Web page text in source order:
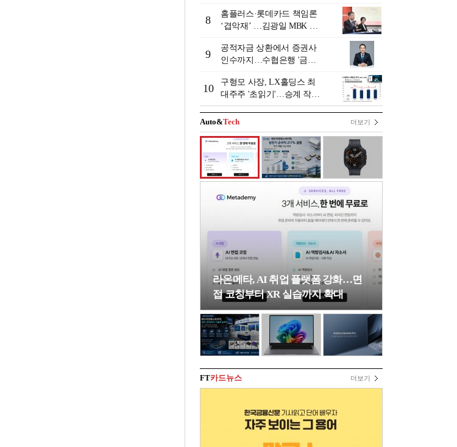
8
홈플러스·롯데카드 책임론
‘겹악재’ …김광일 MBK 부
9
공적자금 상환에서 증권사
인수까지…수협은행 '금융
행 금융그룹의 꿈①]
10
구형모 사장, LX홀딩스 최
대주주 '초읽기'…승계 작업
막바지?
Auto&Tech 더보기
라온메타, AI 취업 플랫폼 강화…면
접 코칭부터 XR 실습까지 확대
FT카드뉴스 더보기